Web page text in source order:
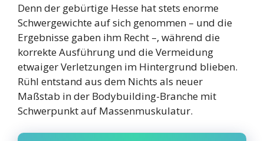
Denn der gebürtige Hesse hat stets enorme
Schwergewichte auf sich genommen – und die
Ergebnisse gaben ihm Recht –, während die
korrekte Ausführung und die Vermeidung
etwaiger Verletzungen im Hintergrund blieben.
Rühl entstand aus dem Nichts als neuer
Maßstab in der Bodybuilding-Branche mit
Schwerpunkt auf Massenmuskulatur.